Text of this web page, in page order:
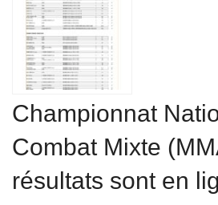
Championnat
Combat Mixte
résultats sont en